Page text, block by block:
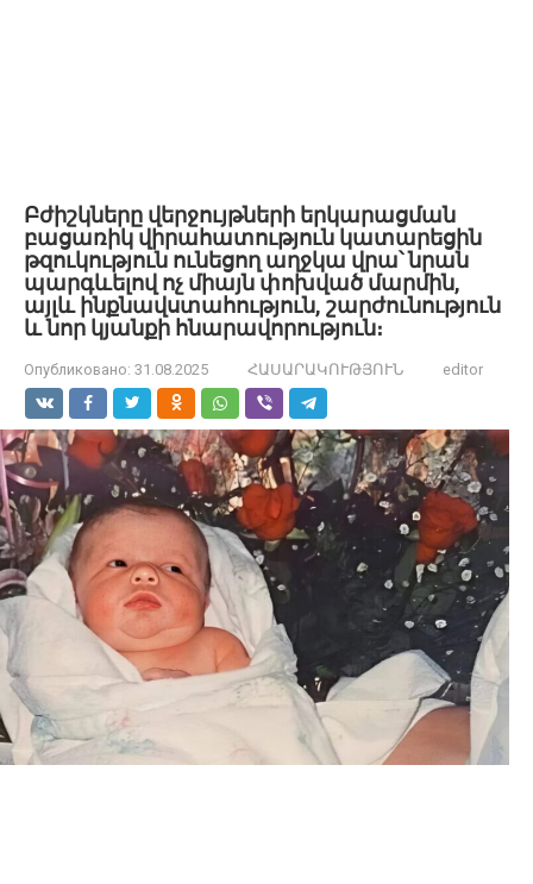
Բժիշկները վերջույթների երկարացման
բացառիկ վիրահատություն կատարեցին
թզուկություն ունեցող աղջկա վրա՝ նրան
պարգևելով ոչ միայն փոխված մարմին,
այլև ինքնավստահություն, շարժունություն
և նոր կյանքի հնարավորություն։
Опубликовано: 31.08.2025 ՀԱՍԱՐԱԿՈՒԹՅՈՒՆ editor